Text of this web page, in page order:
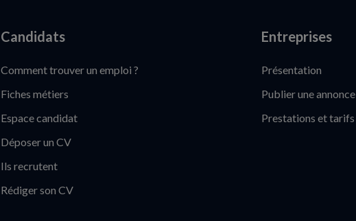
Candidats
Comment trouver un emploi ?
Fiches métiers
Espace candidat
Déposer un CV
Ils recrutent
Rédiger son CV
Entreprises
Présentation
Publier une annonce
Prestations et tarifs